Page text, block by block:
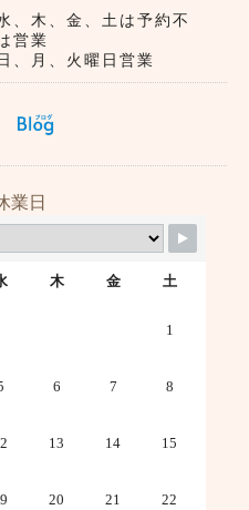
、木、金、土は予約不
営業
火曜日営業
業日
木 金 土
1
6 7 8
13 14 15
20 21 22